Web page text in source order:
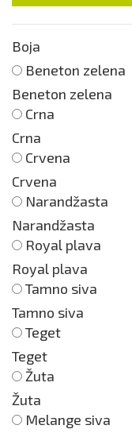
Boja
Beneton zelena
Beneton zelena
Crna
Crna
Crvena
Crvena
Narandžasta
Narandžasta
Royal plava
Royal plava
Tamno siva
Tamno siva
Teget
Teget
Žuta
Žuta
Melange siva